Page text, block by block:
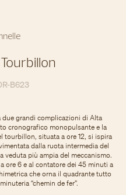
B623
grandi complicazioni di Alta
cronografico monopulsante e la
tourbillon, situata a ore 12, si ispira
dalla ruota intermedia del
veduta più ampia del meccanismo.
ore 6 e al contatore dei 45 minuti a
che orna il quadrante tutto
“chemin de fer”.